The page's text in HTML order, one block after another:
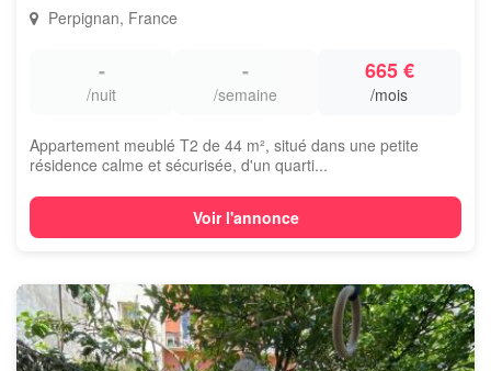
Perpignan, France
-
/nuit
-
/semaine
665 €
/mois
Appartement meublé T2 de 44 m², situé dans une petite
résidence calme et sécurisée, d'un quarti...
Voir l'annonce